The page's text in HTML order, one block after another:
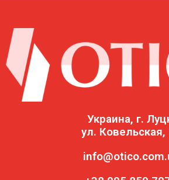
Украина, г.
ул. Ковельская,